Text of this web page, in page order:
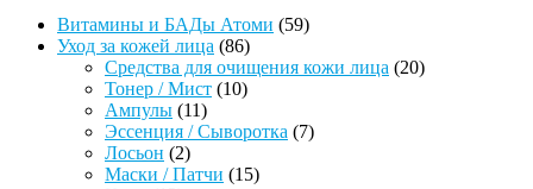
Витамины и БАДы Атоми 5959
Уход за кожей лица 8686
товаров
Средства для очищения кожи лица 2020
Тонер / Мист 1010
Ампулы 1111
товаров
Эссенция / Сыворотка 77
Лосьон 22
товара
Маски / Патчи 1515